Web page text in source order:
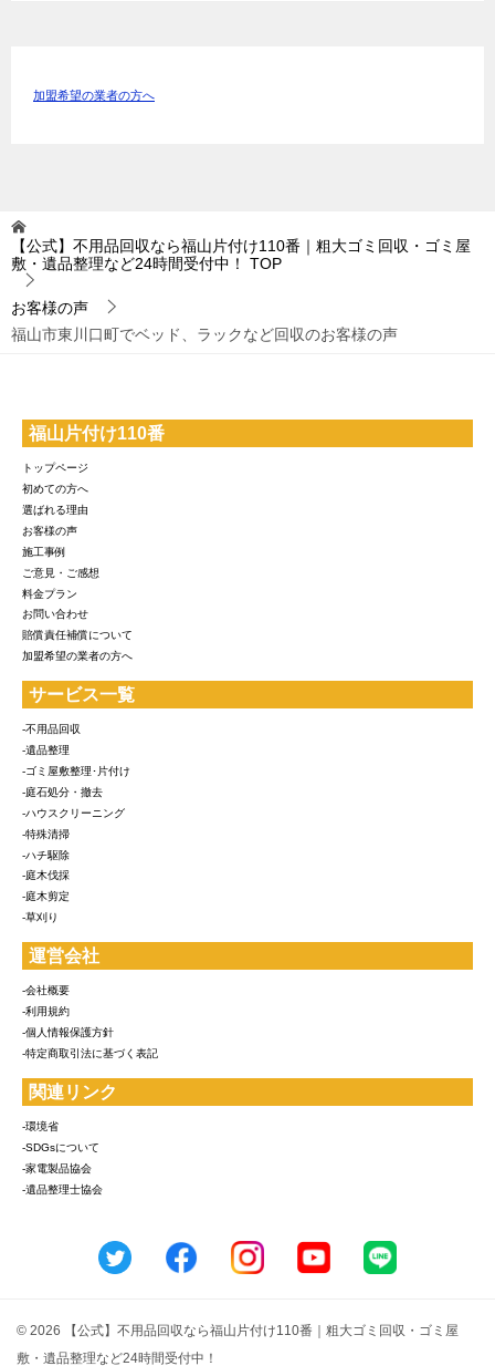
加盟希望の業者の方へ
【公式】不用品回収なら福山片付け110番｜粗大ゴミ回収・ゴミ屋
敷・遺品整理など24時間受付中！
TOP
お客様の声
福山市東川口町でベッド、ラックなど回収のお客様の声
福山片付け110番
トップページ
初めての方へ
選ばれる理由
お客様の声
施工事例
ご意見・ご感想
料金プラン
お問い合わせ
賠償責任補償について
加盟希望の業者の方へ
サービス一覧
-不用品回収
-遺品整理
-ゴミ屋敷整理･片付け
-庭石処分・撤去
-ハウスクリーニング
-特殊清掃
-ハチ駆除
-庭木伐採
-庭木剪定
-草刈り
運営会社
-会社概要
-利用規約
-個人情報保護方針
-特定商取引法に基づく表記
関連リンク
-環境省
-SDGsについて
-家電製品協会
-遺品整理士協会
© 2026 【公式】不用品回収なら福山片付け110番｜粗大ゴミ回収・ゴミ屋
敷・遺品整理など24時間受付中！